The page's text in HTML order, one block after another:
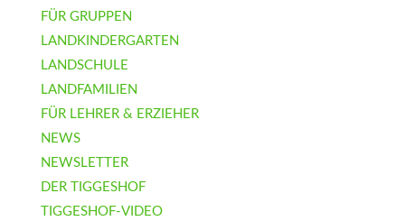
FÜR GRUPPEN
LANDKINDERGARTEN
LANDSCHULE
LANDFAMILIEN
FÜR LEHRER & ERZIEHER
NEWS
NEWSLETTER
DER TIGGESHOF
TIGGESHOF-VIDEO